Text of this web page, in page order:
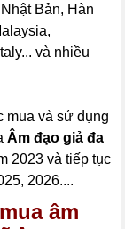
Bản, Hàn
và nhiều
mua và sử dụng
Âm đạo giả đa
2023 và tiếp tục
2026....
âm